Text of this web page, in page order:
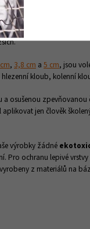
pěnový podklad a
s tavným lepidlem
rozmezí, kdy odpadá
, 3,8 cm a 5 cm, jsou
kloub, kolenní
osušenou
jen člověk
výrobky žádné
Pro ochranu lepivé
z materiálů na